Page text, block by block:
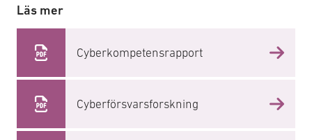
Läs mer
Cyberkompetensrapport
Cyberförsvarsforskning